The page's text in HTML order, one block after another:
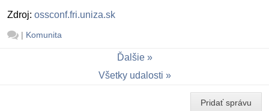
Zdroj: ossconf.fri.uniza.sk
| Komunita
Ďalšie
Všetky udalosti
Pridať správu